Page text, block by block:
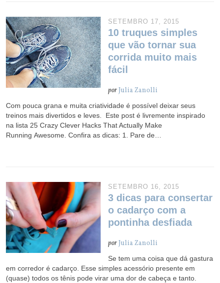
SETEMBRO 17, 2015
10 truques simples
que vão tornar sua
corrida muito mais
fácil
porJulia Zanolli
Com pouca grana e muita criatividade é possível deixar seus
treinos mais divertidos e leves. Este post é livremente inspirado
na lista 25 Crazy Clever Hacks That Actually Make
Running Awesome. Confira as dicas: 1. Pare de…
SETEMBRO 16, 2015
3 dicas para consertar
o cadarço com a
pontinha desfiada
porJulia Zanolli
Se tem uma coisa que dá gastura
em corredor é cadarço. Esse simples acessório presente em
(quase) todos os tênis pode virar uma dor de cabeça e tanto.